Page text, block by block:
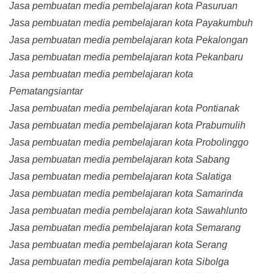
Jasa pembuatan media pembelajaran kota Pasuruan
Jasa pembuatan media pembelajaran kota Payakumbuh
Jasa pembuatan media pembelajaran kota Pekalongan
Jasa pembuatan media pembelajaran kota Pekanbaru
Jasa pembuatan media pembelajaran kota
Pematangsiantar
Jasa pembuatan media pembelajaran kota Pontianak
Jasa pembuatan media pembelajaran kota Prabumulih
Jasa pembuatan media pembelajaran kota Probolinggo
Jasa pembuatan media pembelajaran kota Sabang
Jasa pembuatan media pembelajaran kota Salatiga
Jasa pembuatan media pembelajaran kota Samarinda
Jasa pembuatan media pembelajaran kota Sawahlunto
Jasa pembuatan media pembelajaran kota Semarang
Jasa pembuatan media pembelajaran kota Serang
Jasa pembuatan media pembelajaran kota Sibolga